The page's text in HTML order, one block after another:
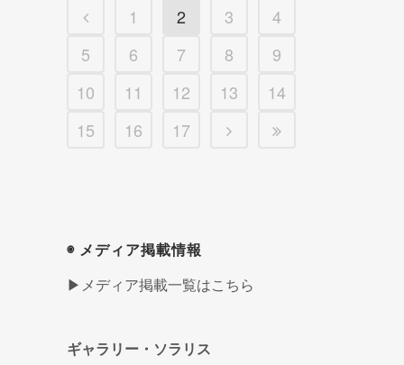
1 2 3
4
5
6 7 8
9
10
11 12 13
14
15
16 17
◉ メディア掲載情報
▶メディア掲載一覧はこちら
ギャラリー・ソラリス